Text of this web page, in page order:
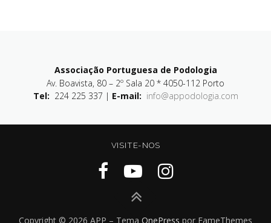
Associação Portuguesa de Podologia
Av. Boavista, 80 – 2º Sala 20 * 4050-112 Porto
Tel: 224 225 337 | E-mail: info@appodologia.com
VISITE-NOS
Copyright © 2026 APP – Tema OnePress por FameThemes